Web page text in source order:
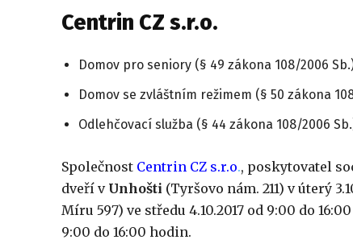
Centrin CZ s.r.o.
Domov pro seniory (§ 49 zákona 108/2006
Domov se zvláštním režimem (§ 50 zákona
Odlehčovací služba (§ 44 zákona 108/2006
Společnost Centrin CZ s.r.o., poskytovatel
dveří v Unhošti (Tyršovo nám. 211) v úterý
Míru 597) ve středu 4.10.2017 od 9:00 do
9:00 do 16:00 hodin.